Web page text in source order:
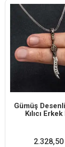
Gümüş
Kılıcı
2.328,50